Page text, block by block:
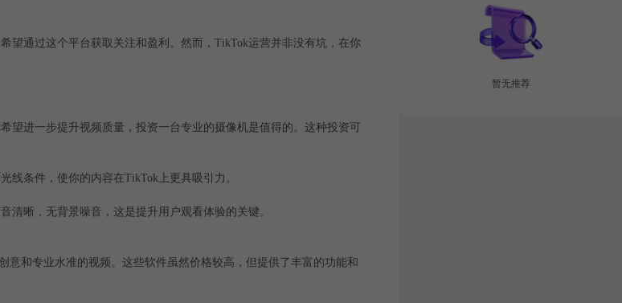
望通过这个平台获取关注和盈利。然而，TikTok运营并非没有坑，在你
进一步提升视频质量，投资一台专业的摄像机是值得的。这种投资可
线条件，使你的内容在TikTok上更具吸引力。
清晰，无背景噪音，这是提升用户观看体验的关键。
意和专业水准的视频。这些软件虽然价格较高，但提供了丰富的功能和
暂无推荐